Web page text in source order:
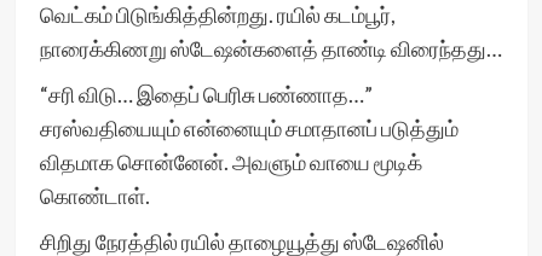
வெட்கம் பிடுங்கித்தின்றது. ரயில் கடம்பூர்,
நாரைக்கிணறு ஸ்டேஷன்களைத் தாண்டி விரைந்தது…
“சரி விடு… இதைப் பெரிசு பண்ணாத…”
சரஸ்வதியையும் என்னையும் சமாதானப் படுத்தும்
விதமாக சொன்னேன். அவளும் வாயை மூடிக்
கொண்டாள்.
சிறிது நேரத்தில் ரயில் தாழையூத்து ஸ்டேஷனில்